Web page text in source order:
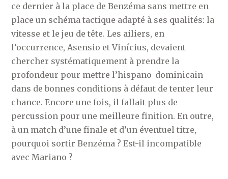
ce dernier à la place de Benzéma sans mettre en
place un schéma tactique adapté à ses qualités: la
vitesse et le jeu de tête. Les ailiers, en
l’occurrence, Asensio et Vinícius, devaient
chercher systématiquement à prendre la
profondeur pour mettre l’hispano-dominicain
dans de bonnes conditions à défaut de tenter leur
chance. Encore une fois, il fallait plus de
percussion pour une meilleure finition. En outre,
à un match d’une finale et d’un éventuel titre,
pourquoi sortir Benzéma ? Est-il incompatible
avec Mariano ?